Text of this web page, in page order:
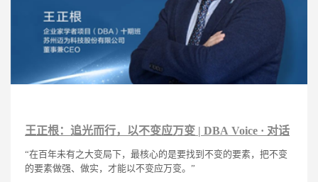
王正根：追光而行，以不变应万变 | DBA Voice · 对话
“在百年未有之大变局下，最核心的是要找到不变的要素，把不变
的要素做强、做实，才能以不变应万变。”